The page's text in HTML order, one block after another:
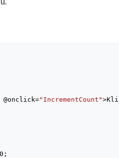
@onclick="IncrementCount"
0 ;